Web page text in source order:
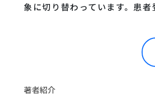
象に切り替わっています。患
著者紹介